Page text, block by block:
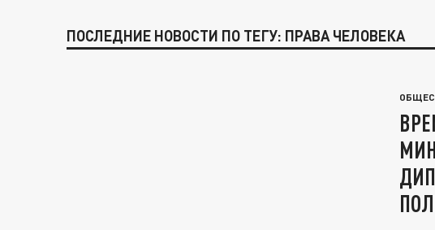
ПОСЛЕДНИЕ НОВОСТИ ПО ТЕГУ: ПРАВА ЧЕЛОВЕКА